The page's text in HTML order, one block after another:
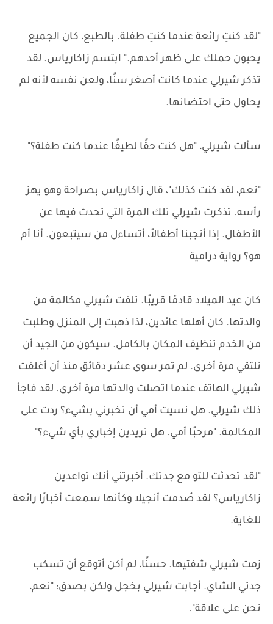
"لقد كنتِ رائعة عندما كنتِ طفلة. بالطبع، كان الجميع
يحبون حملك على ظهر أحدهم." ابتسم زاكارياس. لقد
تذكر شيرلي عندما كانت أصغر سنًا، ولعن نفسه لأنه لم
يحاول حتى احتضانها.
سألت شيرلي، "هل كنت حقًا لطيفًا عندما كنت طفلة؟"
"نعم، لقد كنت كذلك"، قال زاكارياس بصراحة وهو يهز
رأسه. تذكرت شيرلي تلك المرة التي تحدث فيها عن
الأطفال. إذا أنجبنا أطفالاً، أتساءل من سيتبعون. أنا أم
هو؟ رواية درامية
كان عيد الميلاد قادمًا قريبًا. تلقت شيرلي مكالمة من
والدتها. كان أهلها عائدين، لذا ذهبت إلى المنزل وطلبت
من الخدم تنظيف المكان بالكامل. سيكون من الجيد أن
نلتقي مرة أخرى. لم تمر سوى عشر دقائق منذ أن أغلقت
شيرلي الهاتف عندما اتصلت والدتها مرة أخرى. لقد فاجأ
ذلك شيرلي. هل نسيت أمي أن تخبرني بشيء؟ ردت على
المكالمة. "مرحبًا أمي. هل تريدين إخباري بأي شيء؟"
"لقد تحدثت للتو مع جدتك. أخبرتني أنك تواعدين
زاكارياس؟ لقد صُدمت أنجيلا وكأنها سمعت أخبارًا رائعة
للغاية.
زمت شيرلي شفتيها. حسنًا، لم أكن أتوقع أن تسكب
جدتي الشاي. أجابت شيرلي بخجل ولكن بصدق: "نعم،
نحن على علاقة".